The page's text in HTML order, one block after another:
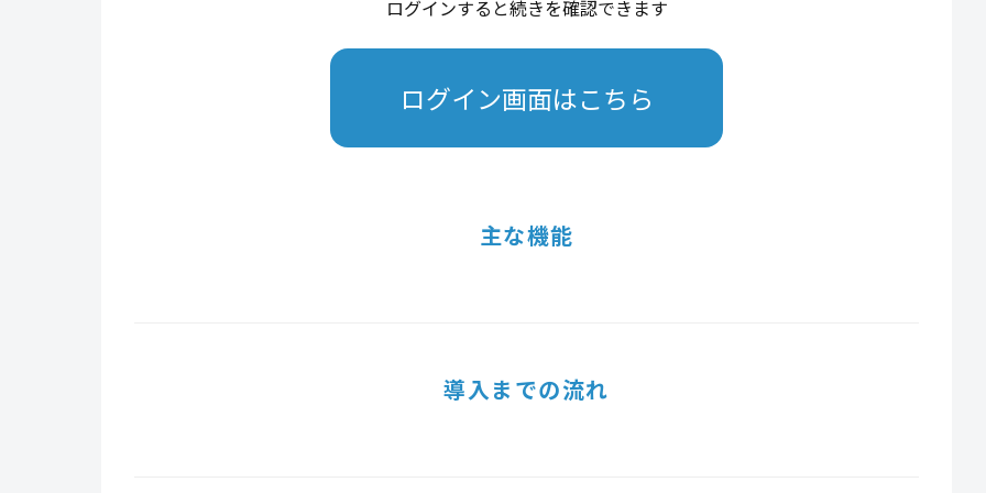
ログインすると続きを確認できます
ログイン画面はこちら
主な機能
導入までの流れ